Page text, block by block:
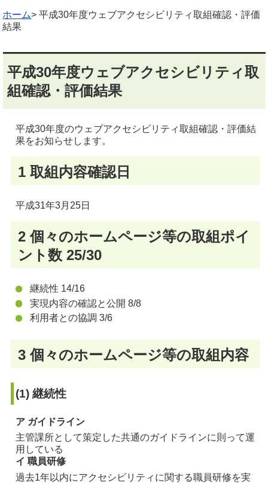
ホーム> 平成30年度ウェブアクセシビリティ取組確認・評価
結果
平成30年度ウェブアクセシビリティ取
組確認・評価結果
平成30年度のウェブアクセシビリティ取組確認・評価結
果をお知らせします。
1 取組内容確認日
平成31年3月25日
2 個々のホームページ等の取組ポイ
ント数 25/30
継続性 14/16
実現内容の確認と公開 8/8
利用者との協調 3/6
3 個々のホームページ等の取組内容
(1) 継続性
ア ガイドライン
主管課所として策定した共通のガイドラインに則って運
用している
イ 職員研修
過去1年以内にアクセシビリティに関する職員研修を実